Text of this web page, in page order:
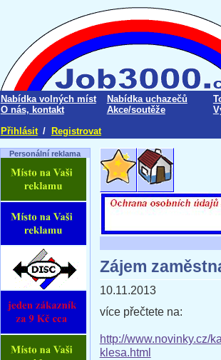
Nabídka volných míst Nabídka uchazečů
O nás, kontakt
Akce/soutěže
Přihlásit / Registrovat
Personální reklama
Zájem
10.11.2013
více přečtete na:
http://www.novinky.cz/
klesa.html